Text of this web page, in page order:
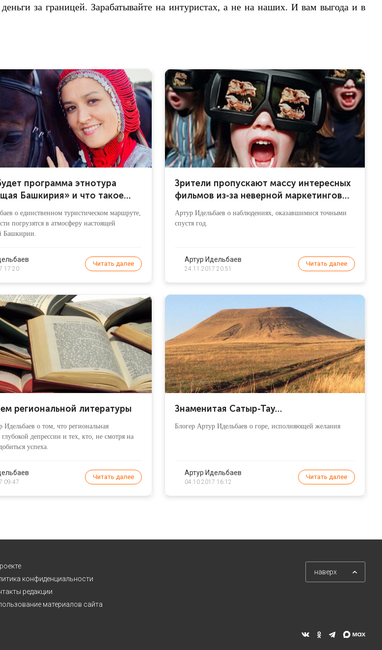
за границей. Зарабатывайте на интуристах, а не на наших. И вам выгода и в
программа этнотура
Башкирия» и что такое
в национальную кухню?
о единственном туристическом маршруте,
погрузятся в атмосферу настоящей
Башкирии.
17:20
Читать далее
Зрители пропускают массу интересных
фильмов из-за неверной маркетинговой
политики кинотеатров
Артур Идельбаев о наблюдениях, оказавшимися точными
спустя год.
Артур Идельбаев
24.11.2017 20:51
Читать далее
региональной литературы
Идельбаев о том, что региональная
глубокой депрессии и тех, кто, не смотря на
успеха.
09:47
Читать далее
Знаменитая Сатыр-Тау…
Блогер Артур Идельбаев о горе, исполняющей желания
Артур Идельбаев
04.10.2017 16:12
Читать далее
конфиденциальности
редакции
материалов сайта
наверх